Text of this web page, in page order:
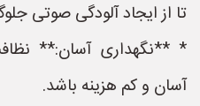
تا از ایجاد آلودگی صوتی
* **نگهداری آسان:**
آسان و کم هزینه باشد.